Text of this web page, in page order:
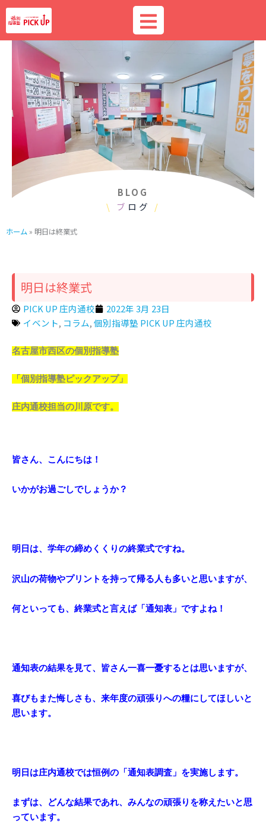
内
容
を
BLOG
\
ブ ログ /
ホーム » 明日は終業式
明日は終業式
PICK UP 庄内通校
2022年 3月 23日
イベント, コラム,個別指導塾 PICK UP 庄内通校
名古屋市西区の個別指導塾
「個別指導塾ピックアップ」
庄内通校担当の川原です。
皆さん、こんにちは！
いかがお過ごしでしょうか？
明日は、学年の締めくくりの終業式ですね。
沢山の荷物やプリントを持って帰る人も多いと思いますが、
何といっても、終業式と言えば「通知表」ですよね！
通知表の結果を見て、皆さん一喜一憂するとは思いますが、
喜びもまた悔しさも、来年度の頑張りへの糧にしてほしいと
思います。
明日は庄内通校では恒例の「通知表調査」を実施します。
まずは、どんな結果であれ、みんなの頑張りを称えたいと思
っています。